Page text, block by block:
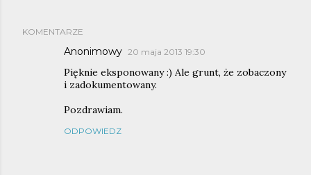
KOMENTARZE
Anonimowy 20 maja 2013 19:30
Pięknie eksponowany :) Ale grunt, że zobaczony
i zadokumentowany.
Pozdrawiam.
ODPOWIEDZ